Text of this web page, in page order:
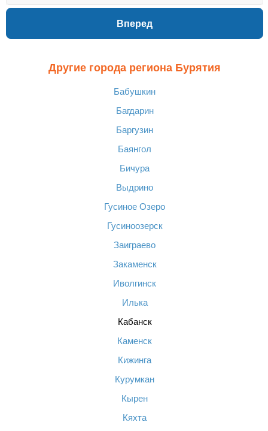
Вперед
Другие города региона Бурятия
Бабушкин
Багдарин
Баргузин
Баянгол
Бичура
Выдрино
Гусиное Озеро
Гусиноозерск
Заиграево
Закаменск
Иволгинск
Илька
Кабанск
Каменск
Кижинга
Курумкан
Кырен
Кяхта